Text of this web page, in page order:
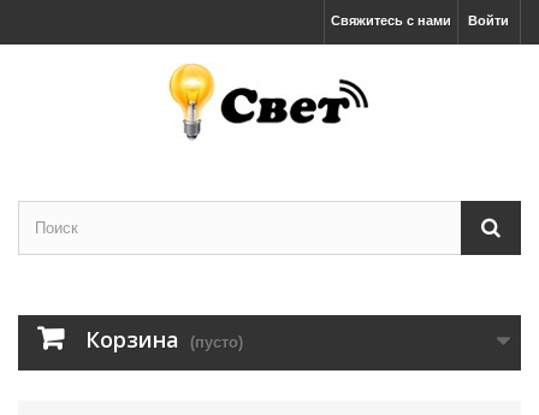
Войти
Свяжитесь с нами
Корзина (пусто)